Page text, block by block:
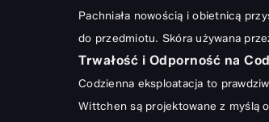
Pachniała nowością i obietnicą
do przedmiotu. Skóra używana
Trwałość i Odporność na
Codzienna eksploatacja to
Wittchen są projektowane z myślą